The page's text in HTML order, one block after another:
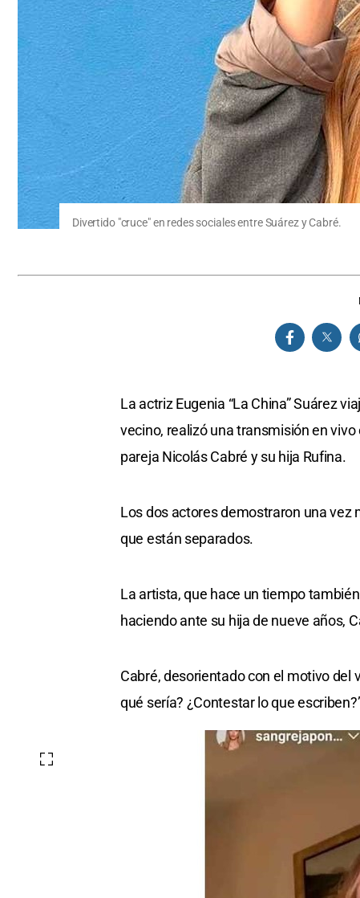
Divertido "cruce" en redes sociales entre Suárez y Cabré.
La actriz Eugenia “La China” Suárez
vecino, realizó una transmisión en
pareja Nicolás Cabré y su hija Rufina.
Los dos actores demostraron una vez
que están separados.
La artista, que hace un tiempo
haciendo ante su hija de nueve años,
Cabré, desorientado con el motivo del
qué sería? ¿Contestar lo que